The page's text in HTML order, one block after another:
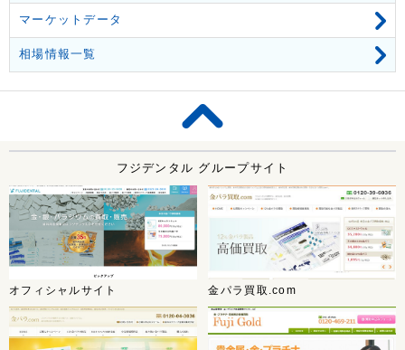
マーケットデータ
相場情報一覧
フジデンタル グループサイト
オフィシャルサイト 金パラ買取.com